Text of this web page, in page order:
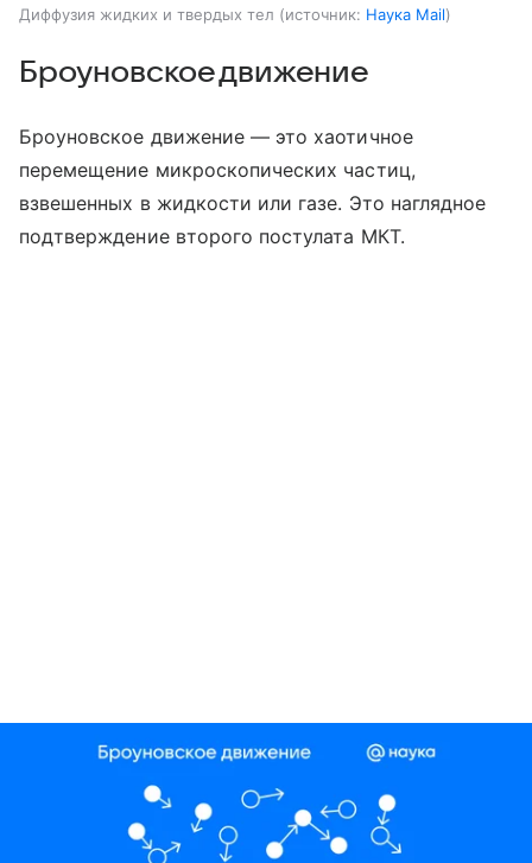
Диффузия жидких и твердых тел источник: Наука Mail
Броуновское движение
Броуновское движение — это хаотичное
перемещение микроскопических частиц,
взвешенных в жидкости или газе. Это наглядное
подтверждение второго постулата МКТ.